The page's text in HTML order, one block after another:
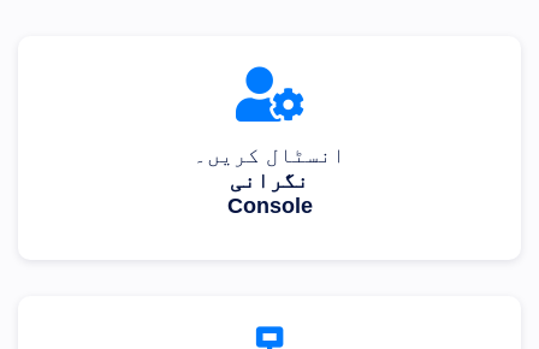
انسٹال کریں۔
نگرانی
Console